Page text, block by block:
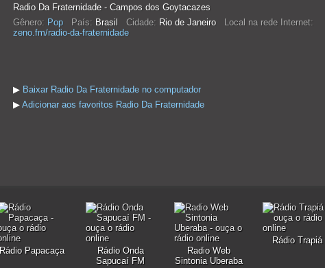
Radio Da Fraternidade - Campos dos Goytacazes
Gênero: Pop País: Brasil Cidade: Rio de Janeiro
Local na rede Internet:
zeno.fm/radio-da-fraternidade
▶ Baixar Radio Da Fraternidade no computador
▶ Adicionar aos favoritos Radio Da Fraternidade
Rádio Papacaça
Rádio Onda
Sapucaí FM
Radio Web
Sintonia Uberaba
Rádio Trapiá